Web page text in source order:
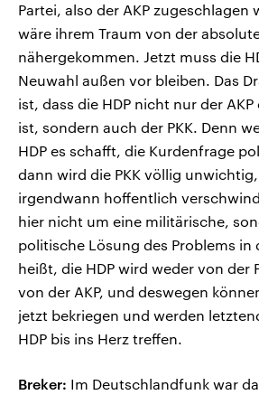
Partei, also der AKP zugeschlagen
wäre ihrem Traum von der
nähergekommen. Jetzt muss die
Neuwahl außen vor bleiben. Das
ist, dass die HDP nicht nur der
ist, sondern auch der PKK. Denn
HDP es schafft, die Kurdenfrage
dann wird die PKK völlig
irgendwann hoffentlich
hier nicht um eine militärische,
politische Lösung des Problems in
heißt, die HDP wird weder von der
von der AKP, und deswegen
jetzt bekriegen und werden
HDP bis ins Herz treffen.
Breker: Im Deutschlandfunk war